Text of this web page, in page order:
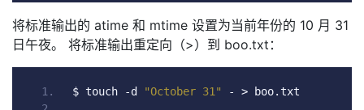
将标准输出的 atime 和 mtime 设置为当前年份的 10 月 31
日午夜。 将标准输出重定向（>）到 boo.txt：
$ touch -d "October 31" - > boo. txt